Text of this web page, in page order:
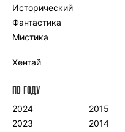
Исторический
Фантастика
Мистика
Хентай
ПО ГОДУ
2024
2023
2015
2014